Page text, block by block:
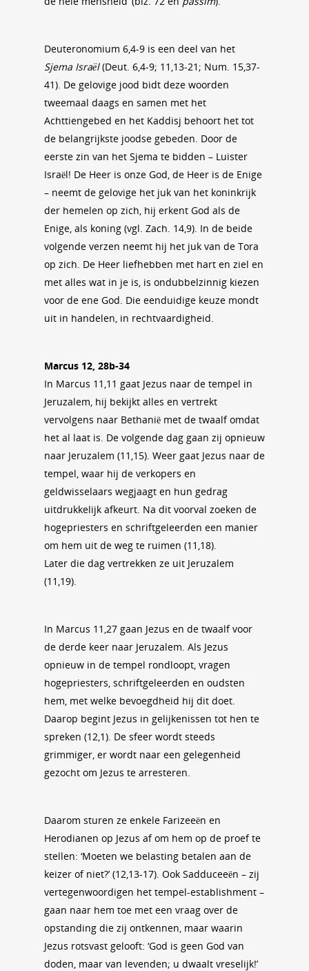
Deuteronomium 6,4-9 is een deel van het
Sjema Israël(Deut. 6,4-9; 11,13-21; Num. 15,37-
41). De gelovige jood bidt deze woorden
tweemaal daags en samen met het
Achttiengebed en het Kaddisj behoort het tot
de belangrijkste joodse gebeden. Door de
eerste zin van het Sjema te bidden – Luister
Israël! De Heer is onze God, de Heer is de Enige
– neemt de gelovige het juk van het koninkrijk
der hemelen op zich, hij erkent God als de
Enige, als koning (vgl. Zach. 14,9). In de beide
volgende verzen neemt hij het juk van de Tora
op zich. De Heer liefhebben met hart en ziel en
met alles wat in je is, is ondubbelzinnig kiezen
voor de ene God. Die eenduidige keuze mondt
uit in handelen, in rechtvaardigheid.
Marcus 12, 28b-34
In Marcus 11,11 gaat Jezus naar de tempel in
Jeruzalem, hij bekijkt alles en vertrekt
vervolgens naar Bethanië met de twaalf omdat
het al laat is. De volgende dag gaan zij opnieuw
naar Jeruzalem (11,15). Weer gaat Jezus naar de
tempel, waar hij de verkopers en
geldwisselaars wegjaagt en hun gedrag
uitdrukkelijk afkeurt. Na dit voorval zoeken de
hogepriesters en schriftgeleerden een manier
om hem uit de weg te ruimen (11,18).
Later die dag vertrekken ze uit Jeruzalem
(11,19).
In Marcus 11,27 gaan Jezus en de twaalf voor
de derde keer naar Jeruzalem. Als Jezus
opnieuw in de tempel rondloopt, vragen
hogepriesters, schriftgeleerden en oudsten
hem, met welke bevoegdheid hij dit doet.
Daarop begint Jezus in gelijkenissen tot hen te
spreken (12,1). De sfeer wordt steeds
grimmiger, er wordt naar een gelegenheid
gezocht om Jezus te arresteren.
Daarom sturen ze enkele Farizeeën en
Herodianen op Jezus af om hem op de proef te
stellen: ‘Moeten we belasting betalen aan de
keizer of niet?’ (12,13-17). Ook Sadduceeën – zij
vertegenwoordigen het tempel-establishment –
gaan naar hem toe met een vraag over de
opstanding die zij ontkennen, maar waarin
Jezus rotsvast gelooft: ‘God is geen God van
doden, maar van levenden; u dwaalt vreselijk!’